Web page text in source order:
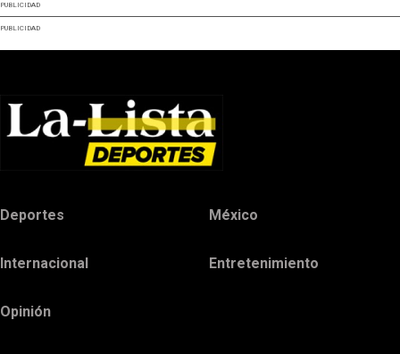
PUBLICIDAD
PUBLICIDAD
Deportes México
Internacional Entretenimiento
Opinión